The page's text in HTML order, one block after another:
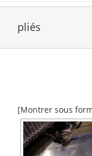
pliés
[Montrer sous